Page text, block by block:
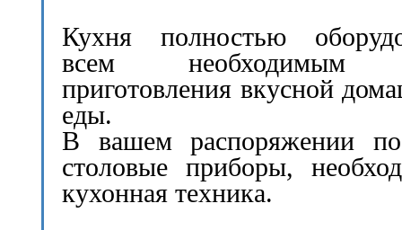
Кухня полностью
всем необходимым
приготовления вкусной
еды.
В вашем распоряжении
столовые приборы,
кухонная техника.